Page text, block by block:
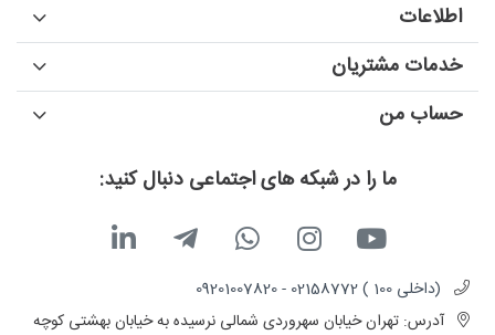
ما را در شبکه های اجتماعی دنبال کنید:
(داخلی 100 ) 02158772 - 09201007820
آدرس: تهران خیابان سهروردی شمالی نرسیده به خیابان بهشتی کوچه
اطلاعات
خدمات مشتریان
حساب من